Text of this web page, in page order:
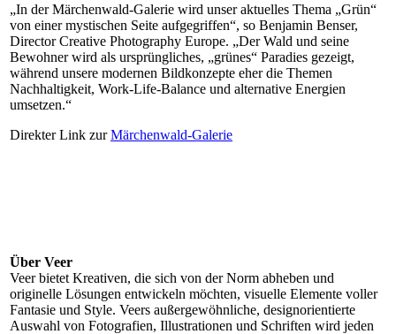
„In der Märchenwald-Galerie wird unser aktuelles Thema „Grün“
von einer mystischen Seite aufgegriffen“, so Benjamin Benser,
Director Creative Photography Europe. „Der Wald und seine
Bewohner wird als ursprüngliches, „grünes“ Paradies gezeigt,
während unsere modernen Bildkonzepte eher die Themen
Nachhaltigkeit, Work-Life-Balance und alternative Energien
umsetzen.“
Direkter Link zurMärchenwald-Galerie
Über Veer
Veer bietet Kreativen, die sich von der Norm abheben und
originelle Lösungen entwickeln möchten, visuelle Elemente voller
Fantasie und Style. Veers außergewöhnliche, designorientierte
Auswahl von Fotografien, Illustrationen und Schriften wird jeden